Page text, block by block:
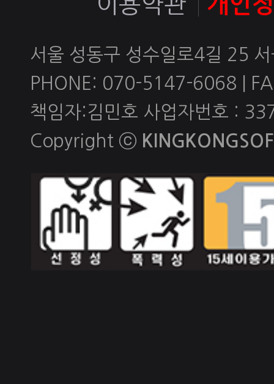
서울 성동구 성수일로4길 25
PHONE: 070-5147-6068 |
책임자:김민호 사업자번호 :
Copyright ⓒ